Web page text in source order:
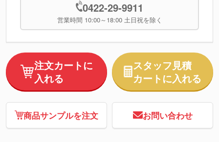
0422-29-9911
営業時間 10:00～18:00 土日祝を除く
注文カートに
入れる
スタッフ見積
カートに入れる
商品サンプルを注文 お問い合わせ